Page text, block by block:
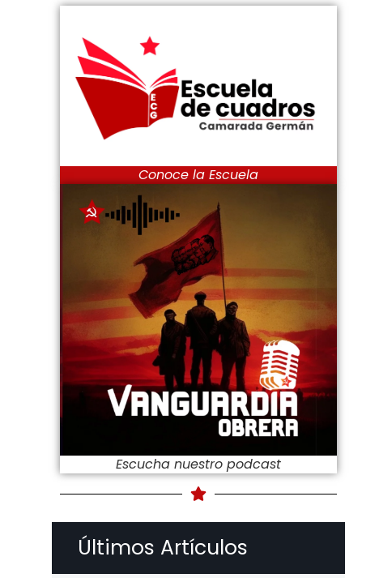
Conoce la Escuela
Escucha nuestro podcast
Últimos Artículos